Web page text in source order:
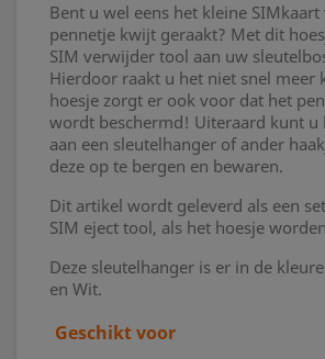
Bent u wel eens het kleine
pennetje kwijt geraakt? Met dit
SIM verwijder tool aan uw
Hierdoor raakt u het niet snel meer
hoesje zorgt er ook voor dat het
wordt beschermd! Uiteraard kunt u
aan een sleutelhanger of ander
deze op te bergen en bewaren.
Dit artikel wordt geleverd als een
SIM eject tool, als het hoesje
Deze sleutelhanger is er in de
en Wit.
Geschikt voor